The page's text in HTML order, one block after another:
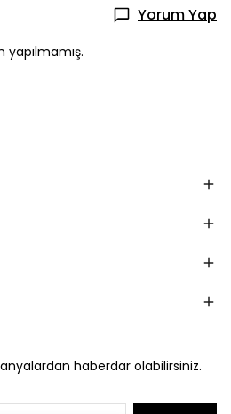
Yorum Yap
haberdar olabilirsiniz.